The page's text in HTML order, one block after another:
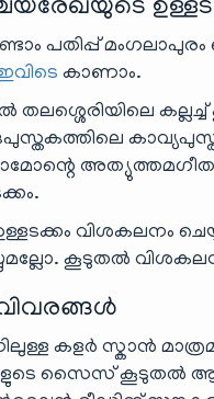
പതിപ്പ്
കാണാം.
കല്ലച്ച്
വേദപുസ്തകത്തിലെ
വിശകലനം
കൂടുതൽ
കളർ സ്കാൻ
സൈസ് കൂടുതൽ